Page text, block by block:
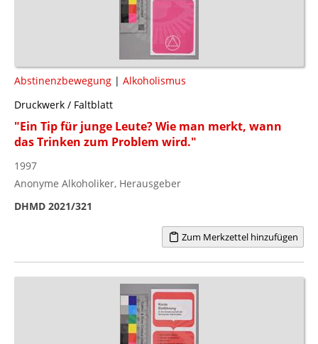
Abstinenzbewegung | Alkoholismus
Druckwerk / Faltblatt
"Ein Tip für junge Leute? Wie man merkt, wann
das Trinken zum Problem wird."
1997
Anonyme Alkoholiker, Herausgeber
DHMD 2021/321
Zum Merkzettel hinzufügen